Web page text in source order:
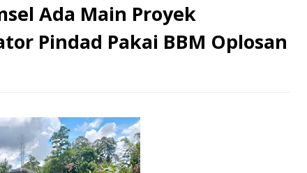
Ada Main Proyek
Pindad Pakai BBM Oplosan